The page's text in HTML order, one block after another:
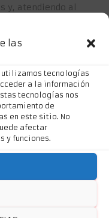
las
utilizamos tecnologías
a la información
tecnologías nos
de
en este sitio. No
afectar
y funciones.
y, atendiendo al
NORDESTE